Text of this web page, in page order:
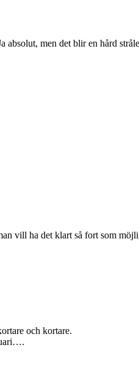
men det blir en hård
vill ha det klart så fort som
och kortare.